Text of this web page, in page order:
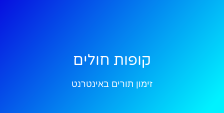
קופות חולים
זימון תורים באינטרנט